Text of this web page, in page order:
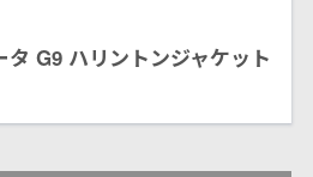
タ G9 ハリントンジャケット